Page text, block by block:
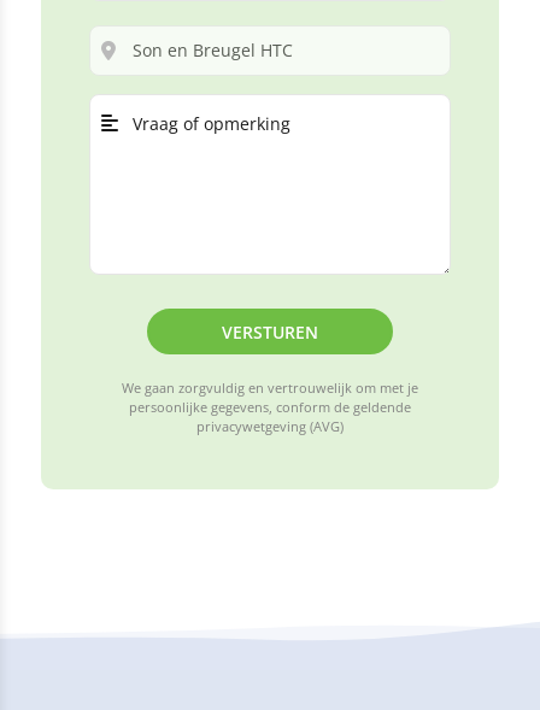
VERSTUREN
We gaan zorgvuldig en vertrouwelijk om met je
persoonlijke gegevens, conform de geldende
privacywetgeving (AVG)